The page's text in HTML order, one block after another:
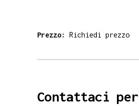
Prezzo: Richiedi prezzo
Contattaci per